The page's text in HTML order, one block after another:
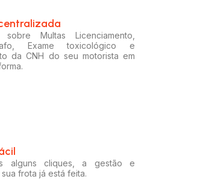
sobre Multas Licenciamento,
Exame toxicológico e
da CNH do seu motorista em
alguns cliques, a gestão e
frota já está feita.